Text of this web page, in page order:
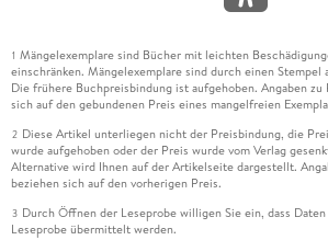
1 Mängelexemplare sind Bücher mit leichten
einschränken. Mängelexemplare sind durch einen Stempel
Die frühere Buchpreisbindung ist aufgehoben. Angaben zu
sich auf den gebundenen Preis eines mangelfreien
2 Diese Artikel unterliegen nicht der Preisbindung, die
wurde aufgehoben oder der Preis wurde vom Verlag
Alternative wird Ihnen auf der Artikelseite dargestellt.
beziehen sich auf den vorherigen Preis.
3 Durch Öffnen der Leseprobe willigen Sie ein, dass
Leseprobe übermittelt werden.